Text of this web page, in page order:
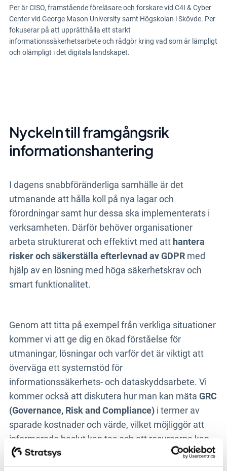
Per är CISO, framstående föreläsare och forskare vid C4I & Cyber
Center vid George Mason University samt Högskolan i Skövde. Per
fokuserar på att upprätthålla ett starkt
informationssäkerhetsarbete och rådgör kring vad som är lämpligt
och olämpligt i det digitala landskapet.
Nyckeln till framgångsrik
informationshantering
I dagens snabbföränderliga samhälle är det
utmanande att hålla koll på nya lagar och
förordningar samt hur dessa ska implementerats i
verksamheten. Därför behöver organisationer
arbeta strukturerat och effektivt med att hantera
risker och säkerställa efterlevnad av GDPRmed
hjälp av en lösning med höga säkerhetskrav och
smart funktionalitet.
Genom att titta på exempel från verkliga situationer
kommer vi att ge dig en ökad förståelse för
utmaningar, lösningar och varför det är viktigt att
överväga ett systemstöd för
informationssäkerhets- och dataskyddsarbete. Vi
kommer också att diskutera hur man kan mäta GRC
(Governance, Risk and Compliance)i termer av
sparade kostnader och värde, vilket möjliggör att
informerade beslut kan tas och att resurserna kan
allokeras på ett mer effektivt sätt.